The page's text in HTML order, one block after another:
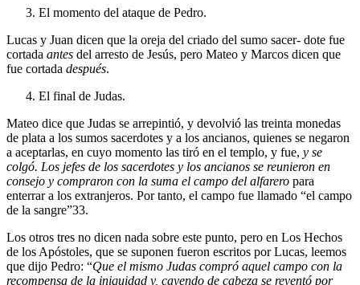
El momento del ataque de Pedro.
Lucas y Juan dicen que la oreja del criado del sumo sacer- dote fue
cortada antes del arresto de Jesús, pero Mateo y Marcos dicen que
fue cortada después.
El final de Judas.
Mateo dice que Judas se arrepintió, y devolvió las treinta monedas
de plata a los sumos sacerdotes y a los ancianos, quienes se negaron
a aceptarlas, en cuyo momento las tiró en el templo, y fue, y se
colgó. Los jefes de los sacerdotes y los ancianos se reunieron en
consejo y compraron con la suma el campo del alfarero para
enterrar a los extranjeros. Por tanto, el campo fue llamado “el campo
de la sangre”33.
Los otros tres no dicen nada sobre este punto, pero en Los Hechos
de los Apóstoles, que se suponen fueron escritos por Lucas, leemos
que dijo Pedro: “Que el mismo Judas compró aquel campo con la
recompensa de la iniquidad y, cayendo de cabeza se reventó por